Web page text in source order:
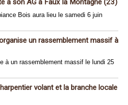
à son AG à Faux la Montagne (23)
Bois aura lieu le samedi 6 juin
un rassemblement massif à
à un rassemblement massif le lundi 25
volant et la branche locale